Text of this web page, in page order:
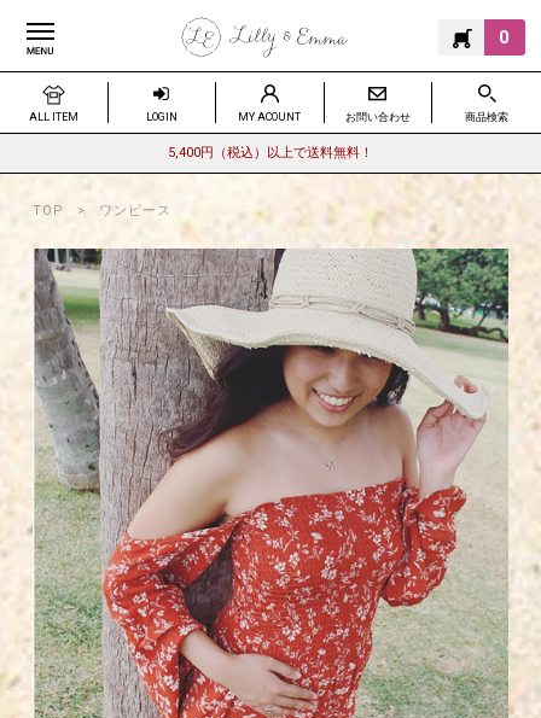
0
ALL ITEM LOGIN MY ACOUNT お問い合わせ 商品検索
5,400円（税込）以上で送料無料！
TOP ワンピース